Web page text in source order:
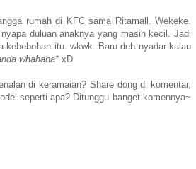
rumah di KFC sama Ritamall. Wekeke.
duluan anaknya yang masih kecil. Jadi
kehebohan itu. wkwk. Baru deh nyadar kalau
whahaha*xD
di keramaian? Share dong di komentar,
seperti apa? Ditunggu banget komennya~